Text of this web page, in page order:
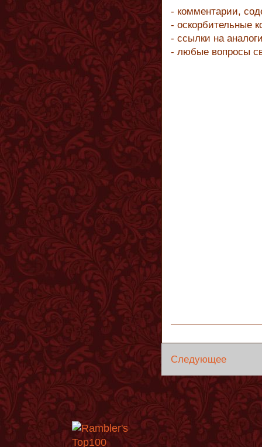
- комментарии,
- оскорбительные
- ссылки на
- любые вопросы
Следующее